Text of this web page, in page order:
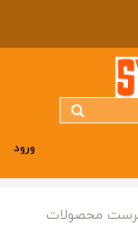
ورود
محصولات